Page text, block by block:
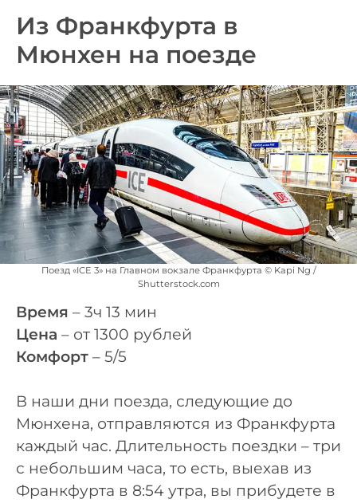
Из Франкфурта в
Мюнхен на поезде
Поезд «ICE 3» на Главном вокзале Франкфурта © Kapi Ng /
Shutterstock.com
Время – 3ч 13 мин
Цена – от 1300 рублей
Комфорт – 5/5
В наши дни поезда, следующие до
Мюнхена, отправляются из Франкфурта
каждый час. Длительность поездки – три
с небольшим часа, то есть, выехав из
Франкфурта в 8:54 утра, вы прибудете в